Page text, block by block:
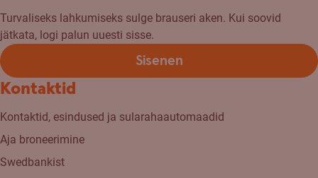
Turvaliseks lahkumiseks sulge brauseri aken. Kui soovid
jätkata, logi palun uuesti sisse.
Sisenen
Kontaktid
Kontaktid, esindused ja sularahaautomaadid
Aja broneerimine
Swedbankist